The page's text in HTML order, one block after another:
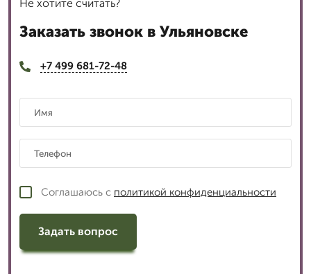
Не хотите считать?
Заказать звонок в Ульяновске
+7 499 681-72-48
Соглашаюсь с политикой конфиденциальности
Задать вопрос